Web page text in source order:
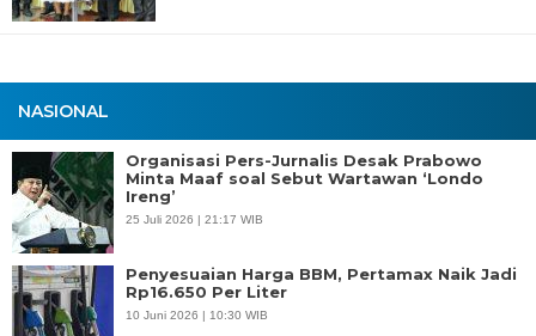
NASIONAL
Organisasi Pers-Jurnalis Desak Prabowo
Minta Maaf soal Sebut Wartawan ‘Londo
Ireng’
25 Juli 2026 | 21:17 WIB
Penyesuaian Harga BBM, Pertamax Naik Jadi
Rp16.650 Per Liter
10 Juni 2026 | 10:30 WIB